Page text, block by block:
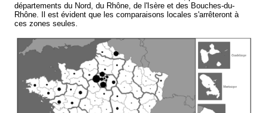
départements du Nord, du Rhône, de l'Isère et des Bouches-du-
Rhône. Il est évident que les comparaisons locales s'arrêteront à
ces zones seules.